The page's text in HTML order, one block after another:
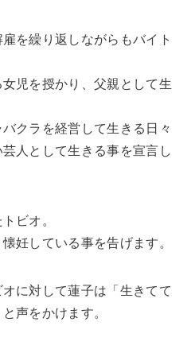
を繰り返しながらもバイト
児を授かり、父親として生
クラを経営して生きる日々
人として生きる事を宣言し
ビオ。
妊している事を告げます。
に対して蓮子は「生きてて
声をかけます。